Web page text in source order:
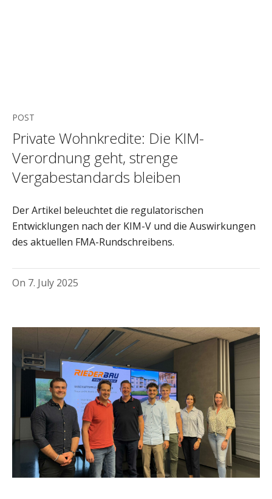
POST
Private Wohnkredite: Die KIM-
Verordnung geht, strenge
Vergabestandards bleiben
Der Artikel beleuchtet die regulatorischen
Entwicklungen nach der KIM-V und die Auswirkungen
des aktuellen FMA-Rundschreibens.
On 7. July 2025